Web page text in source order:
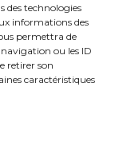
des technologies
informations des
permettra de
ou les ID
retirer son
caractéristiques